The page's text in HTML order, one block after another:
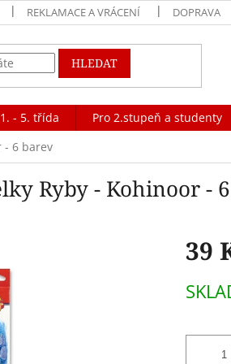
REKLAMACE A VRÁCENÍ DOPRAVA
HLEDAT
- 5. třída Pro 2.stupeň a studenty
- 6 barev
Ryby - Kohinoor -
39
cena: